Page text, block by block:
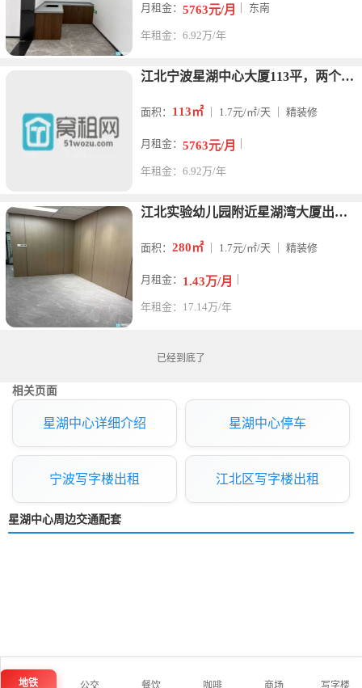
月租金： 5763元/月 ｜ 东南
年租金：6.92万/年
江北宁波星湖中心大厦113平，两个隔间，带全套办公家具，带上
面积： 113㎡｜ 1.7元/㎡/天 ｜ 精装修
月租金： 5763元/月
年租金：6.92万/年
江北实验幼儿园附近星湖湾大厦出租280平米电梯口精装修办公室
面积： 280㎡｜ 1.7元/㎡/天 ｜ 精装修
月租金： 1.43万/月
年租金：17.14万/年
已经到底了
相关页面
星湖中心详细介绍 星湖中心停车
宁波写字楼出租 江北区写字楼出租
星湖中心周边交通配套
地铁 公交 餐饮 咖啡 商场 写字楼